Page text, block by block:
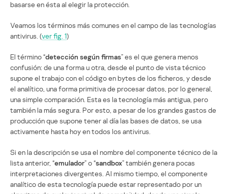
basarse en ésta al elegir la protección.
Veamos los términos más comunes en el campo de las tecnologías
antivirus. (ver fig. 1)
El término “detección según firmas” es el que genera menos
confusión: de una forma u otra, desde el punto de vista técnico
supone el trabajo con el código en bytes de los ficheros, y desde
el analítico, una forma primitiva de procesar datos, por lo general,
una simple comparación. Esta es la tecnología más antigua, pero
también la más segura. Por esto, a pesar de los grandes gastos de
producción que supone tener al día las bases de datos, se usa
activamente hasta hoy en todos los antivirus.
Si en la descripción se usa el nombre del componente técnico de la
lista anterior, “emulador” o “sandbox” también genera pocas
interpretaciones divergentes. Al mismo tiempo, el componente
analítico de esta tecnología puede estar representado por un